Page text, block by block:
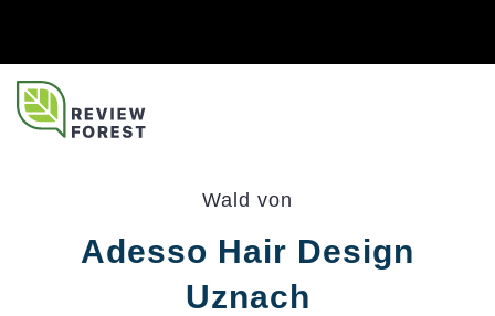
Wald von
Adesso Hair Design
Uznach